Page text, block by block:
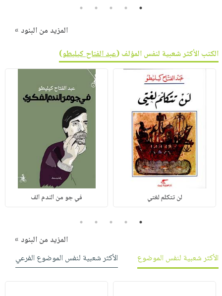
1
2
3
4
5
المزيد من البنود »
الكتب الأكثر شعبية لنفس المؤلف (عبد الفتاح كيليطو)
لن تتكلم لغتي في جو من الندم الف
1
2
3
4
5
المزيد من البنود »
الأكثر شعبية لنفس الموضوع
الأكثر شعبية لنفس الموضوع الفرعي